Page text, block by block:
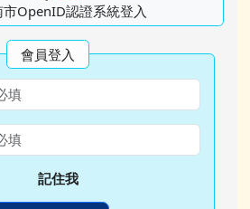
OpenID認證系統登入
會員登入
記住我